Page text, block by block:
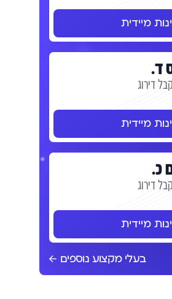
מיידית
ד.
דירוג
מיידית
כ.
דירוג
מיידית
בעלי מקצוע נוספים